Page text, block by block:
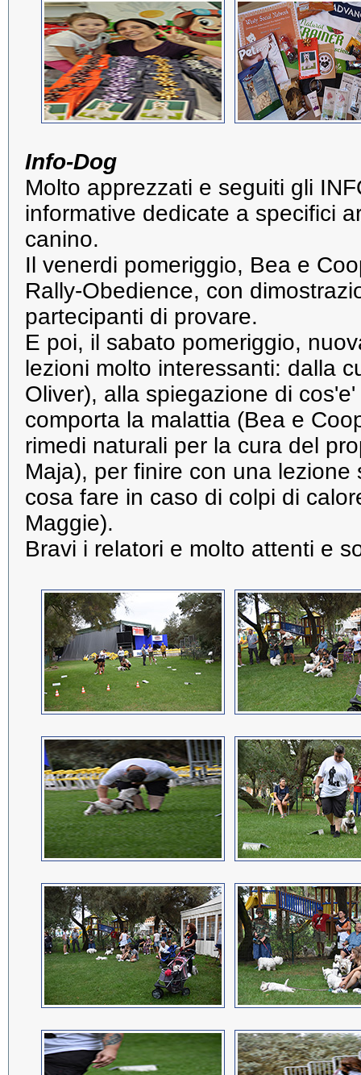
Info-Dog
Molto apprezzati e seguiti gli
informative dedicate a specifici
canino.
Il venerdi pomeriggio, Bea e
Rally-Obedience, con
partecipanti di provare.
E poi, il sabato pomeriggio,
lezioni molto interessanti: dalla
Oliver), alla spiegazione di
comporta la malattia (Bea e
rimedi naturali per la cura del
Maja), per finire con una lezione
cosa fare in caso di colpi di
Maggie).
Bravi i relatori e molto attenti e